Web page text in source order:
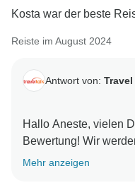
Kosta war der beste
Reiste im August 2024
Antwort von:
Hallo Aneste, vielen
Bewertung! Wir
an Ihren Reiseleiter
Mehr anzeigen